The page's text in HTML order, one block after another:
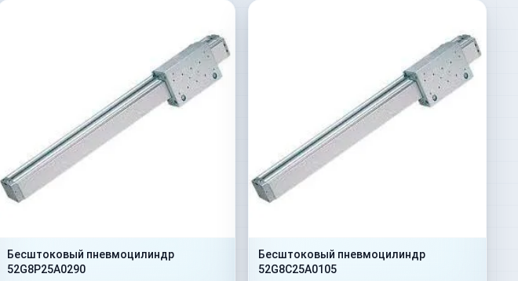
Бесштоковый пневмоцилиндр
52G8P25A0290
Бесштоковый пневмоцилиндр
52G8C25A0105